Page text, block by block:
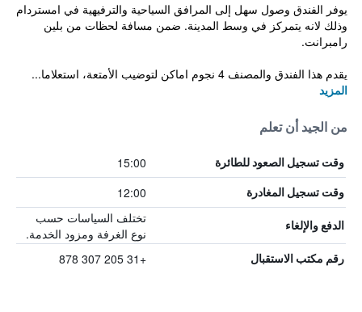
يوفر الفندق وصول سهل إلى المرافق السياحية والترفيهية في امستردام
وذلك لانه يتمركز في وسط المدينة. ضمن مسافة لحظات من بلين
رامبرانت.
يقدم هذا الفندق والمصنف 4 نجوم اماكن لتوضيب الأمتعة، استعلاما...
المزيد
من الجيد أن تعلم
وقت تسجيل الصعود للطائرة 15:00
وقت تسجيل المغادرة 12:00
الدفع والإلغاء
تختلف السياسات حسب
نوع الغرفة ومزود الخدمة.
رقم مكتب الاستقبال +31 205 307 878